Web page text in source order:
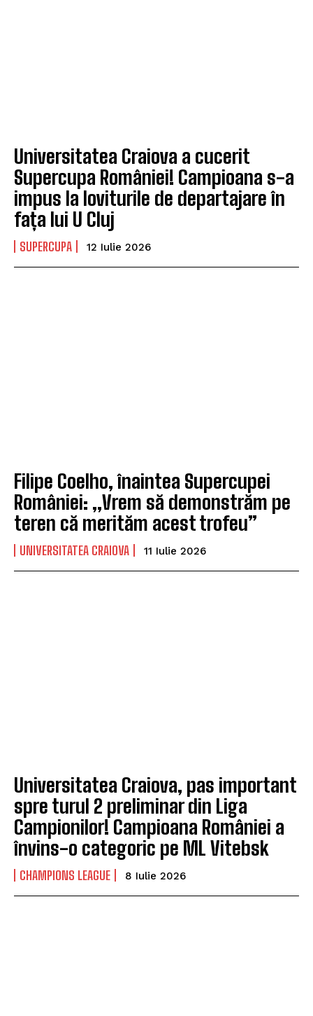
Universitatea Craiova a cucerit
Supercupa României! Campioana s-a
impus la loviturile de departajare în
fața lui U Cluj
SUPERCUPA 12 Iulie 2026
Filipe Coelho, înaintea Supercupei
României: „Vrem să demonstrăm pe
teren că merităm acest trofeu”
UNIVERSITATEA CRAIOVA 11 Iulie 2026
Universitatea Craiova, pas important
spre turul 2 preliminar din Liga
Campionilor! Campioana României a
învins-o categoric pe ML Vitebsk
CHAMPIONS LEAGUE 8 Iulie 2026